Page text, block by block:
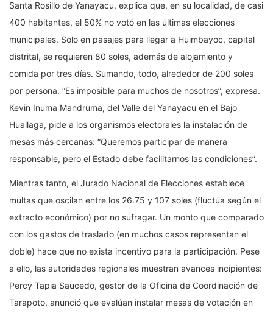
Santa Rosillo de Yanayacu, explica que, en su localidad, de casi
400 habitantes, el 50% no votó en las últimas elecciones
municipales. Solo en pasajes para llegar a Huimbayoc, capital
distrital, se requieren 80 soles, además de alojamiento y
comida por tres días. Sumando, todo, alrededor de 200 soles
por persona. “Es imposible para muchos de nosotros”, expresa.
Kevin Inuma Mandruma, del Valle del Yanayacu en el Bajo
Huallaga, pide a los organismos electorales la instalación de
mesas más cercanas: “Queremos participar de manera
responsable, pero el Estado debe facilitarnos las condiciones”.
Mientras tanto, el Jurado Nacional de Elecciones establece
multas que oscilan entre los 26.75 y 107 soles (fluctúa según el
extracto económico) por no sufragar. Un monto que comparado
con los gastos de traslado (en muchos casos representan el
doble) hace que no exista incentivo para la participación. Pese
a ello, las autoridades regionales muestran avances incipientes:
Percy Tapia Saucedo, gestor de la Oficina de Coordinación de
Tarapoto, anunció que evalúan instalar mesas de votación en